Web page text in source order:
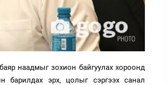
наадмыг зохион байгуулах хороонд
барилдах эрх, цолыг сэргээх санал